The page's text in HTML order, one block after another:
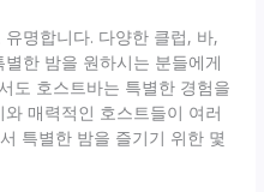
명합니다. 다양한 클럽, 바,
한 밤을 원하시는 분들에게
도 호스트바는 특별한 경험을
매력적인 호스트들이 여러
특별한 밤을 즐기기 위한 몇